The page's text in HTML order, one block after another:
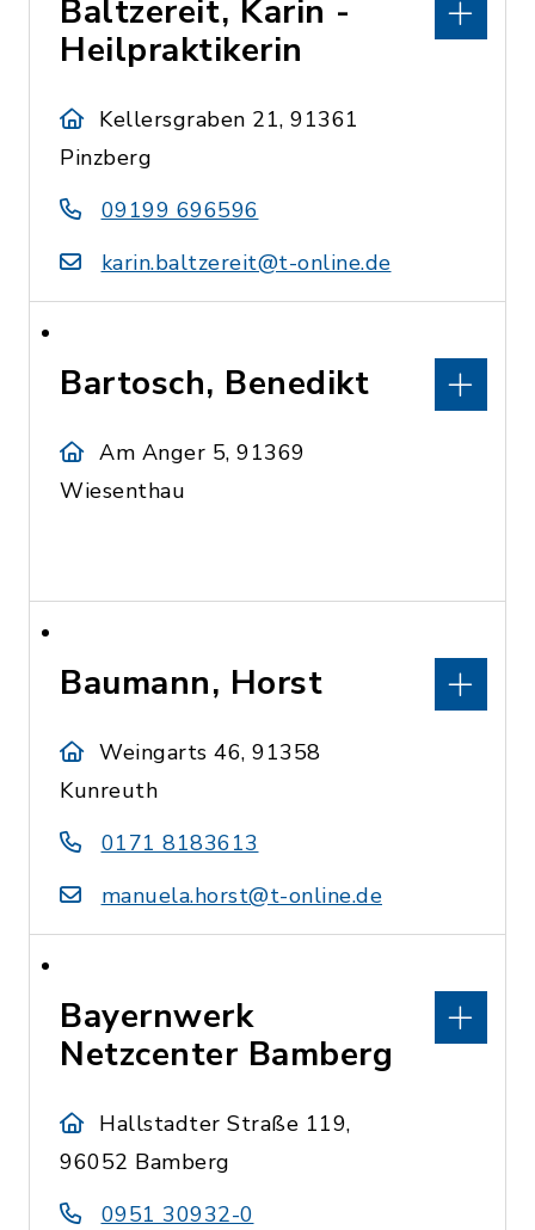
Baltzereit, Karin -
Heilpraktikerin
Kellersgraben 21, 91361
Pinzberg
09199 696596
karin.baltzereit@t-online.de
Bartosch, Benedikt
Am Anger 5, 91369
Wiesenthau
Baumann, Horst
Weingarts 46, 91358
Kunreuth
0171 8183613
manuela.horst@t-online.de
Bayernwerk
Netzcenter Bamberg
Hallstadter Straße 119,
96052 Bamberg
0951 30932-0